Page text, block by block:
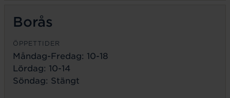
Borås
ÖPPETTIDER
Måndag-Fredag: 10-18
Lördag: 10-14
Söndag: Stängt